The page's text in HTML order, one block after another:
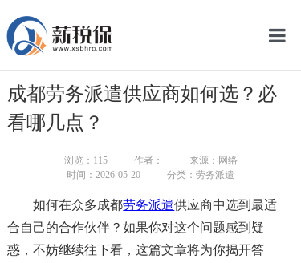
网
成都劳务派遣供应商如何选？必
看哪几点？
浏览： 115 作者：
来源：网络
时间：2026-05-20
分类：劳务派遣
如何在众多成都劳务派遣供应商中选到最适
合自己的合作伙伴？如果你对这个问题感到疑
惑，不妨继续往下看，这篇文章将为你揭开答